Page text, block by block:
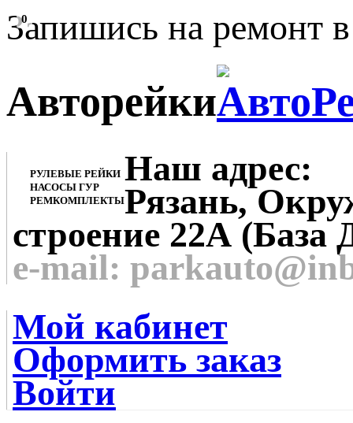
Запишись на ремонт
Авторейки
РУЛЕВЫЕ РЕЙКИ
НАСОСЫ ГУР
РЕМКОМПЛЕКТЫ
Наш адрес:
Рязань,
строение 22А (База
e-mail:
Мой кабинет
Оформить заказ
Войти
0